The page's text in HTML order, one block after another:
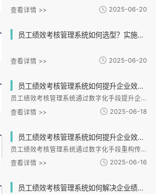
查看详情 >> 2025-06-20
员工绩效考核管理系统如何选型？实施中常见问题如何解决？
查看详情 >> 2025-06-20
员工绩效考核管理系统如何提升企业效率？选错系统会带来哪些风险？
员工绩效考核管理系统通过数字化手段提升企业管理效率，实现战略目标分解与员工任务对齐。系统提供多维度评估、实时反馈和数据分析功能，但选型不当可能导致操作复杂或数据失真。选择系统需关注业务适配性、数据安全性和扩展性，如i人事系统提供行业模板、智能分析和移动端支持，帮助企业缩短考核周期、提升目标达成率。合适的系统能将绩效管理转化为战略引擎，需平衡功能适配与用户体验。
查看详情 >>
2025-06-18
员工绩效考核管理系统如何提升企业效率？选对系统需要注意哪些关键点？
员工绩效考核管理系统通过数字化手段重构传统管理流程，成为企业提升运营效率的核心工具。i人事系统通过流程自动化、透明化评估、员工激励和战略协同四大路径，帮助企业精准衡量员工贡献、优化资源配置并激发团队潜力。选型时需关注考核模式灵活性、数据整合能力和移动端适配性，同时重视系统稳定性与实施策略。成功的绩效考核系统不仅能提升管理效率，更能推动企业战略落地，实现从个体到整体的高效管理。
查看详情 >>
2025-06-16
员工绩效考核管理系统如何解决企业绩效评估不公和效率低下的问题？